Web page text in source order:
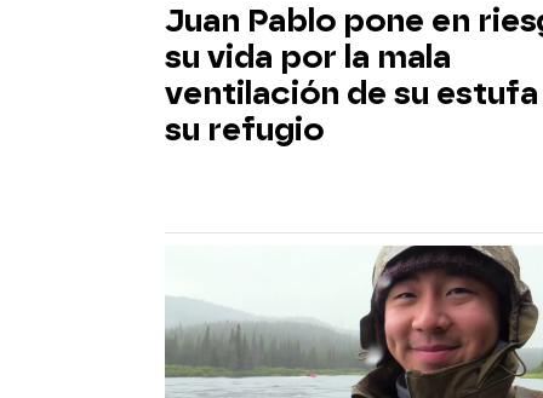
Juan Pablo pone en
su vida por la mala
ventilación de su estufa
su refugio